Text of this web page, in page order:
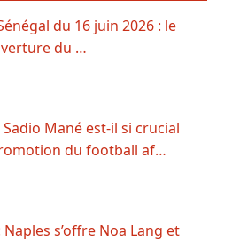
du 16 juin 2026 : le
du …
Mané est-il si crucial
du football af…
s’offre Noa Lang et